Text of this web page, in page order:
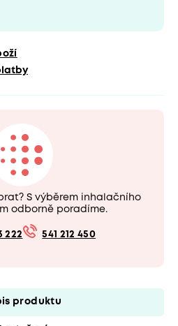
S výběrem inhalačního
odborně poradíme.
222 541 212 450
produktu